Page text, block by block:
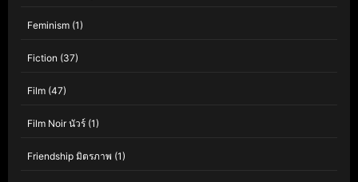
Feminism (1)
Fiction (37)
Film (47)
Film Noir นัวร์ (1)
Friendship มิตรภาพ (1)